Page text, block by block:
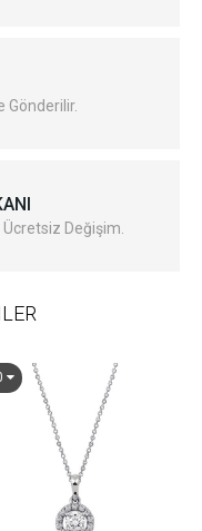
Gönderilir.
Değişim.